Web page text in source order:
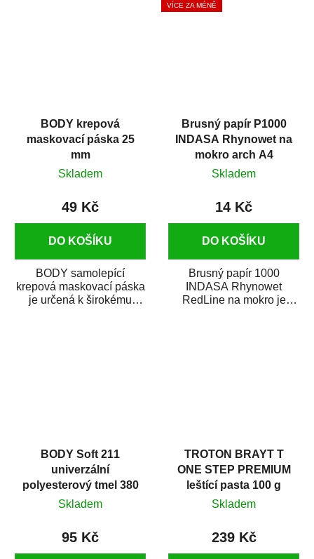
BODY krepová
maskovací páska 25
mm
Skladem
49 Kč
DO KOŠÍKU
BODY samolepící
krepová maskovací páska
je určená k širokému
VÍCE ZA MÉNĚ
Brusný papír P1000
INDASA Rhynowet na
mokro arch A4
Skladem
14 Kč
DO KOŠÍKU
Brusný papír 1000
INDASA Rhynowet
RedLine na mokro je
BODY Soft 211
univerzální
polyesterový tmel 380
g
Skladem
95 Kč
TROTON BRAYT T
ONE STEP PREMIUM
leštící pasta 100 g
Skladem
239 Kč